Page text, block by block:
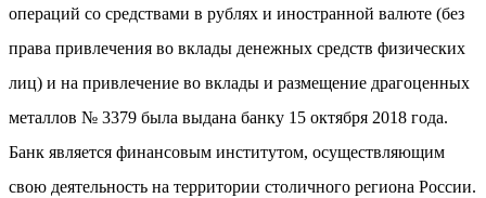
операций со средствами в рублях и иностранной валюте (без
права привлечения во вклады денежных средств физических
лиц) и на привлечение во вклады и размещение драгоценных
металлов № 3379 была выдана банку 15 октября 2018 года.
Банк является финансовым институтом, осуществляющим
свою деятельность на территории столичного региона России.